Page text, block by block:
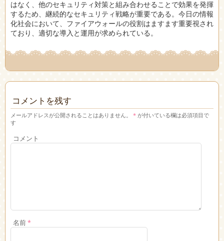
はなく、他のセキュリティ対策と組み合わせることで効果を発揮
するため、継続的なセキュリティ戦略が重要である。今日の情報
化社会において、ファイアウォールの役割はますます重要視され
ており、適切な導入と運用が求められている。
コメントを残す
メールアドレスが公開されることはありません。 * が付いている欄は必須項目で
す
コメント
名前*